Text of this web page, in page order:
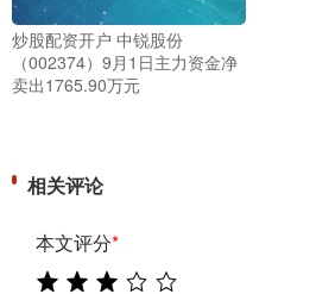
炒股配资开户 中锐股份
（002374）9月1日主力资金净
卖出1765.90万元
相关评论
本文评分*